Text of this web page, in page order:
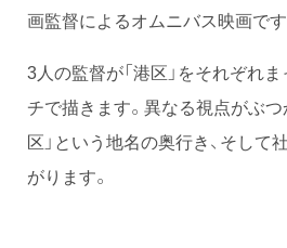
画監督によるオムニバス映画です
3人の監督が「港区」をそれぞれ
チで描きます。異なる視点がぶつ
区」という地名の奥行き、そして
がります。